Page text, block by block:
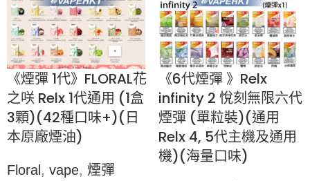
《煙彈 1代》FLORAL花
之咲 Relx 1代通用 (1盒
3顆)(42種口味+)(日
本原廠煙油)
Floral , vape, 煙彈
《6代煙彈 》Relx
infinity 2 悅刻無限六代
煙彈 (單粒裝)(通用
Relx 4, 5代主機及通用
機)(海量口味)